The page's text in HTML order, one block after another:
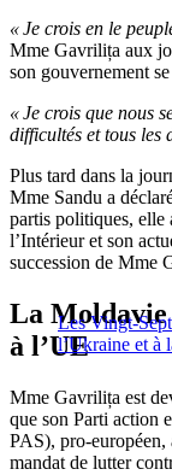
« Je crois en le
Mme Gavrilița aux
son gouvernement
« Je crois que nous
difficultés et tous les
Plus tard dans la
Mme Sandu a
partis politiques, elle
l’Intérieur et son
succession de Mme
Les Vingt-
l’Ukraine et à
La Moldavie
à l’UE
Mme Gavrilița est
que son Parti action
PAS), pro-européen,
mandat de lutter